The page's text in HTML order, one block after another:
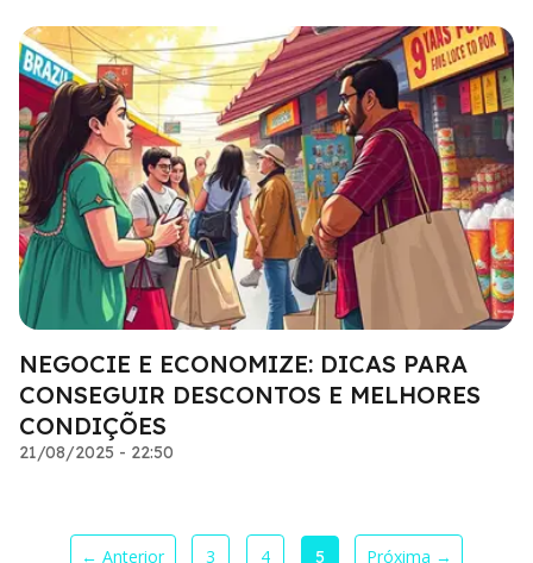
NEGOCIE E ECONOMIZE: DICAS PARA
CONSEGUIR DESCONTOS E MELHORES
CONDIÇÕES
21/08/2025 - 22:50
← Anterior 3 4 5 Próxima →